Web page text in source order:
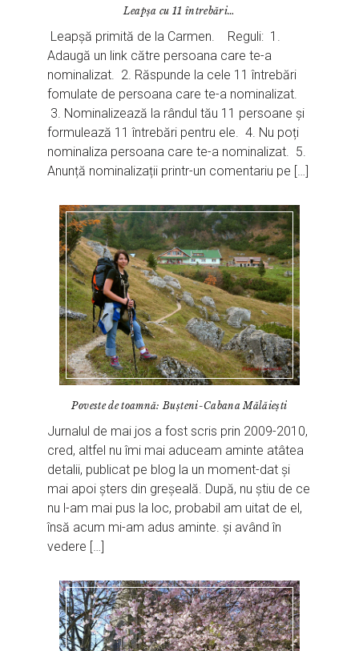
Leapșa cu 11 întrebări…
Leapșă primită de la Carmen. Reguli: 1.
Adaugă un link către persoana care te-a
nominalizat. 2. Răspunde la cele 11 întrebări
fomulate de persoana care te-a nominalizat.
3. Nominalizează la rândul tău 11 persoane și
formulează 11 întrebări pentru ele. 4. Nu poți
nominaliza persoana care te-a nominalizat. 5.
Anunță nominalizații printr-un comentariu pe […]
Poveste de toamnă: Bușteni-Cabana Mălăiești
Jurnalul de mai jos a fost scris prin 2009-2010,
cred, altfel nu îmi mai aduceam aminte atâtea
detalii, publicat pe blog la un moment-dat și
mai apoi șters din greșeală. După, nu știu de ce
nu l-am mai pus la loc, probabil am uitat de el,
însă acum mi-am adus aminte. și având în
vedere […]